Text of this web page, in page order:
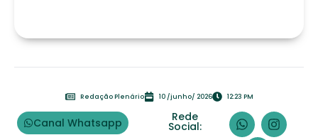
Redação Plenário 10 /junho/ 2026 12:23 PM
Canal Whatsapp Rede
Social: